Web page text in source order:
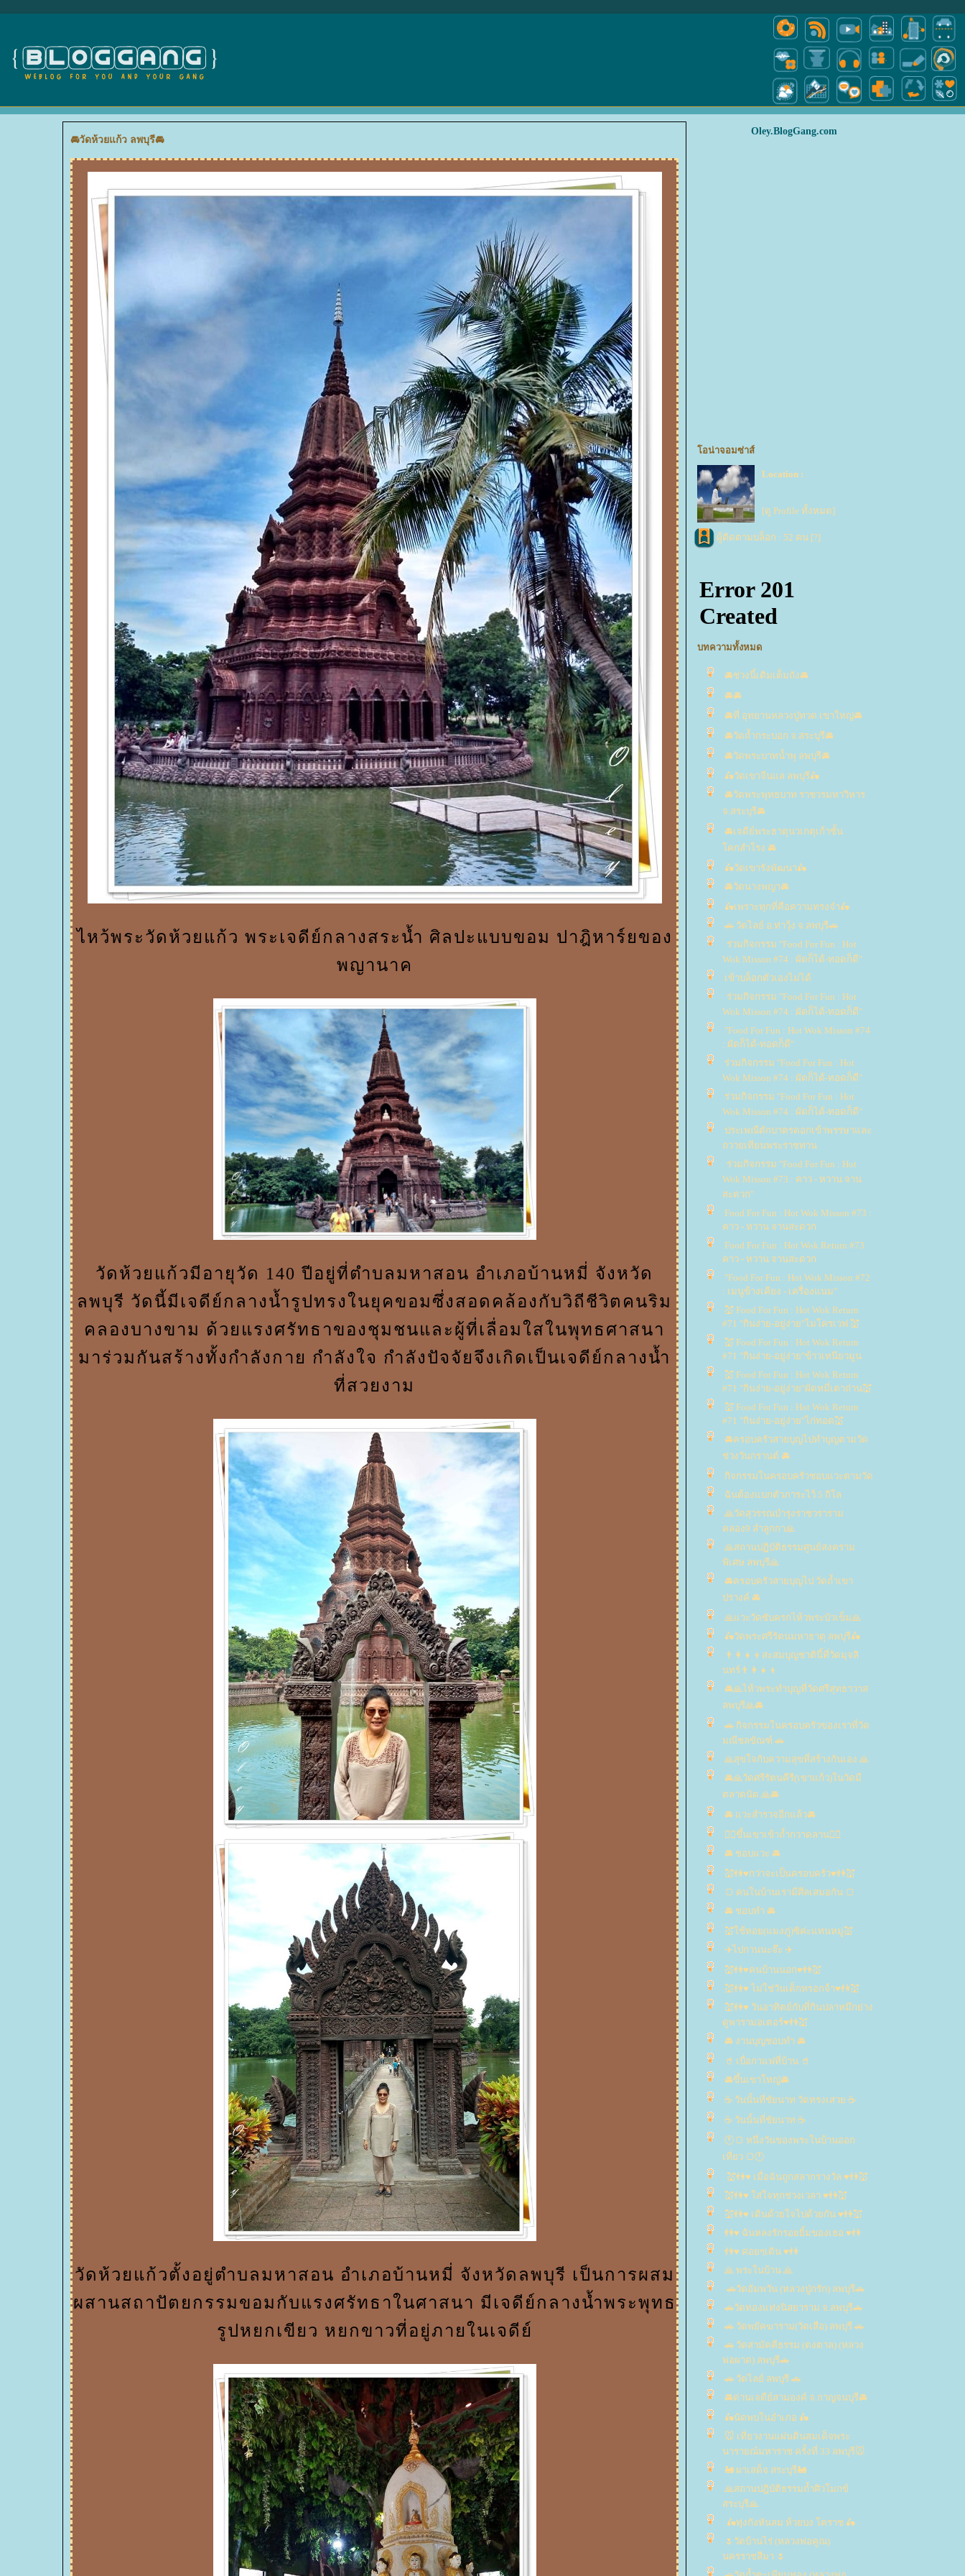
🚘วัดห้วยแก้ว ลพบุรี🚘
ไหว้พระวัดห้วยแก้ว พระเจดีย์กลางสระน้ำ ศิลปะแบบขอม ปาฎิหาร์ยของ
พญานาค
วัดห้วยแก้วมีอายุวัด 140 ปีอยู่ที่ตำบลมหาสอน อำเภอบ้านหมี่ จังหวัด
ลพบุรี วัดนี้มีเจดีย์กลางน้ำรูปทรงในยุคขอมซึ่งสอดคล้องกับวิถีชีวิตคนริม
คลองบางขาม ด้วยแรงศรัทธาของชุมชนและผู้ที่เลื่อมใสในพุทธศาสนา
มาร่วมกันสร้างทั้งกำลังกาย กำลังใจ กำลังปัจจัยจึงเกิดเป็นเจดีย์กลางน้ำ
ที่สวยงาม
วัดห้วยแก้วตั้งอยู่ตำบลมหาสอน อำเภอบ้านหมี่ จังหวัดลพบุรี เป็นการผสม
ผสานสถาปัตยกรรมขอมกับแรงศรัทธาในศาสนา มีเจดีย์กลางน้ำพระพุทธ
รูปหยกเขียว หยกขาวที่อยู่ภายในเจดีย์
Oley.BlogGang.com
อน่าจอมซ่าส์
Location :
[ดู Profile ทั้งหมด]
ผู้ติดตามบล็อก : 52 คน [?]
บทความทั้งหมด
🚘ช่วงนี้เติมเต็มถัง🚘
🚘🚘
🚘ที่ อุทยานหลวงปู่ทวด เขาใหญ่🚘
🚘วัดถ้ำกระบอก จ.สระบุรี🚘
🚘วัดพระบาทน้ำพุ ลพบุรี🚘
🛵วัดเขาจีนแล ลพบุรี🛵
🚘วัดพระพุทธบาท ราชวรมหาวิหาร
จ.สระบุรี🚘
🚘เจดีย์พระธาตุนวเกตุเก้าชั้น
คกสำโรง 🚘
🛵วัดเขารังพัฒนา🛵
🚘วัดนางพญา🚘
🛵เพราะทุกที่คือความทรงจำ🛵
🚗 วัดไลย์ อ.ท่าวุ้ง จ.ลพบุรี🚗
ร่วมกิจกรรม "Food For Fun : Hot
Wok Misson #74 : ผัดก็ได้-ทอดก็ดี"
เข้าบล็อกตัวเองไม่ได้
ร่วมกิจกรรม "Food For Fun : Hot
Wok Misson #74 : ผัดก็ได้-ทอดก็ดี"
"Food For Fun : Hot Wok Misson #74
: ผัดก็ได้-ทอดก็ดี"
ร่วมกิจกรรม "Food For Fun : Hot
Wok Misson #74 : ผัดก็ได้-ทอดก็ดี"
ร่วมกิจกรรม "Food For Fun : Hot
Wok Misson #74 : ผัดก็ได้-ทอดก็ดี"
ประเพณีตักบาตรดอกเข้าพรรษาและ
ถวายเทียนพระราชทาน
ร่วมกิจกรรม "Food For Fun : Hot
Wok Misson #73 : คาว - หวาน จาน
สะดวก"
Food For Fun : Hot Wok Misson #73 :
คาว - หวาน จานสะดวก
Food For Fun : Hot Wok Return #73
คาว - หวาน จานสะดวก
"Food For Fun : Hot Wok Misson #72
: เมนูข้างเคียง - เครื่องแนม"
💒 Food For Fun : Hot Wok Return
#71 "กินง่าย-อยู่ง่าย"ไมโครเวฟ 💒
💒 Food For Fun : Hot Wok Return
#71 "กินง่าย-อยู่ง่าย"ข้าวเหนียวมูน
💒 Food For Fun : Hot Wok Return
#71 "กินง่าย-อยู่ง่าย"ผัดหมี่เตาถ่าน💒
💒 Food For Fun : Hot Wok Return
#71 "กินง่าย-อยู่ง่าย"ไก่ทอด💒
🚘ครอบครัวสายบุญไปทำบุญตามวัด
ช่วงวันกรานต์ 🚘
กิจกรรมในครอบครัวชอบแวะตามวัด
ฉันต้องแบกตัวภาระไว้ 5 กิโล
🙏วัดสุวรรณบำรุงราชวราราม
คลอง9 ลำลูกกา🙏
🙏สถานปฏิบัติธรรมศูนย์สงคราม
พิเศษ ลพบุรี🙏
🚘ครอบครัวสายบุญไป วัดถ้ำเขา
ปรางค์ 🚘
🙏แวะวัดซับครกไห้วพระบัวเข็ม🙏
🛵วัดพระศรีรัตนมหาธาตุ ลพบุรี🛵
👨‍👩‍👧‍👦สะสมบุญชาตินี้ที่วัดมุจลิ
นทร์👨‍👩‍👧‍👦
🚘🙏ไห้วพระทำบุญที่วัดศรีสุทธาวาส
ลพบุรี🙏🚘
🚗 กิจกรรมในครอบครัวของเราที่วัด
มณีชลขัณฑ์ 🚗
🙏สุขใจกับความสุขที่สร้างกันเอง 🙏
🚘🙏วัดศรีรัตนคีรี(เขาแก้ว)ในวัดมี
ตลาดนัด 🙏🚘
🚘 แวะสำรวจอีกแล้ว🚘
👍🏻ขึ้นเขาเข้าถ้ำกวาดลาน👍🏻
🚘 ชอบแวะ 🚘
💒👫♥กว่าจะเป็นครอบครัว♥👫💒
🍞 คนในบ้านเรามีศีลเสมอกัน 🍞
🚘 ชอบทำ 🚘
💒ใช้หอย(แมงภู่)ซิค่ะแทนหมู💒
✈️ไปกานนะจ๊ะ ✈️
💒👫♥คนบ้านนอก♥👫💒
💒👫♥ ไม่ใช่วันเด็กหรอกจ้า♥👫💒
💒👫♥ วันอาทิตย์กับที่กินปลาหมึกย่าง
ดูพารามอเตอร์♥👫💒
🚘 งานบุญชอบทำ 🚘
🥤 เบื่อกาแฟที่บ้าน 🥤
🚘ขึ้นเขาใหญ่🚘
☕ วันนั้นที่ชัยนาท วัดทรงเสวย ☕
☕ วันนั้นที่ชัยนาท ☕
🕛🍞 หนึ่งวันของพระในบ้านออก
เที่ยว 🍞🕛
💒👫♥ เมื่อฉันถูกสลากรางวัล ♥👫💒
💒👫♥ ใส่ใจทุกช่วงเวลา ♥👫💒
💒👫♥ เดินด้วยใจไปด้วยกัน ♥👫💒
👫♥ ฉันหลงรักรอยยิ้มของเธอ ♥👫
👫♥ ค่อยๆเดิน ♥👫
🙏 พระในบ้าน 🙏
🚗วัดอัมพวัน (หลวงปู่กรัก) ลพบุรี🚗
🚗วัดทองแท่งนิสยาราม จ.ลพบุรี🚗
🚗 วัดพยัคฆาราม(วัดเสือ) ลพบุรี 🚗
🚗 วัดสามัคคีธรรม (ดงตาล) (หลวง
พ่อผาด) ลพบุรี🚗
🚗 วัดไลย์ ลพบุรี 🚗
🚘ด่านเจดีย์สามองค์ จ.กาญจนบุรี🚘
🛵นัดพบในอำเภอ 🛵
🐭 เที่ยวงานแผ่นดินสมเด็จพระ
นารายณ์มหาราช ครั้งที่ 33 ลพบุรี🐭
🚂 ผาเสด็จ สระบุรี🚂
🙏สถานปฎิบัติธรรมถ้ำศิวโมกข์
สระบุรี🙏
🛵ทุ่งกังหันลม ห้วยบง โคราช 🛵
🌷วัดบ้านไร่ (หลวงพ่อคูณ)
นครราชสีมา 🌷